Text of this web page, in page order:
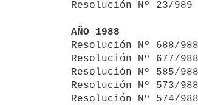
Resolución Nº 23/
AÑO 1988
Resolución Nº 688/
Resolución Nº 677/
Resolución Nº 585/
Resolución Nº 573/
Resolución Nº 574/